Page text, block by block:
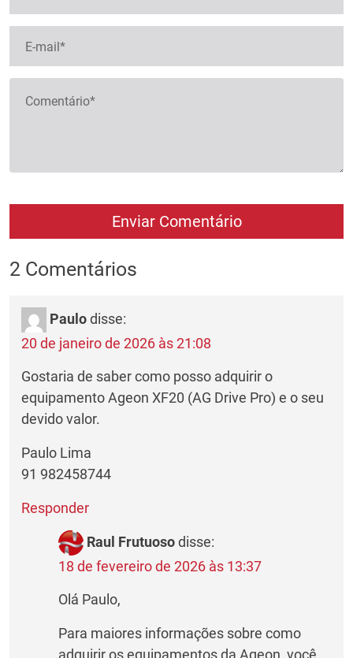
2 Comentários
Paulodisse:
20 de janeiro de 2026 às 21:08
Gostaria de saber como posso adquirir o
equipamento Ageon XF20 (AG Drive Pro) e o seu
devido valor.
Paulo Lima
91 982458744
Responder
Raul Frutuosodisse:
18 de fevereiro de 2026 às 13:37
Olá Paulo,
Para maiores informações sobre como
adquirir os equipamentos da Ageon, você